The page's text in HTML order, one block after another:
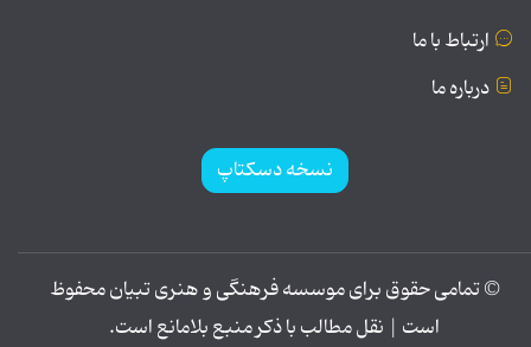
ارتباط با ما
درباره ما
نسخه دسکتاپ
© تمامی حقوق برای موسسه فرهنگی و هنری تبیان محفوظ
است | نقل مطالب با ذکر منبع بلامانع است.